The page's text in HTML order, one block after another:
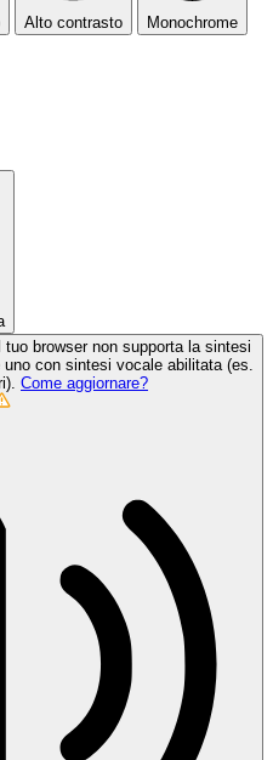
Alto contrasto Monochrome
Il tuo browser non supporta la sintesi
con sintesi vocale abilitata (es.
Come aggiornare?